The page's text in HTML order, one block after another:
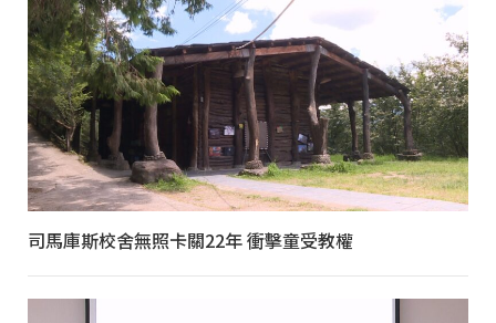
司馬庫斯校舍無照卡關22年 衝擊童受教權